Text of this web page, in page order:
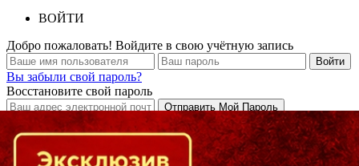
ВОЙТИ
Добро пожаловать! Войдите в свою учётную запись
Вы забыли свой пароль?
Восстановите свой пароль
Кто есть кто в Байкальском регионе